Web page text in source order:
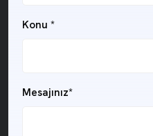
Konu *
Mesajınız*